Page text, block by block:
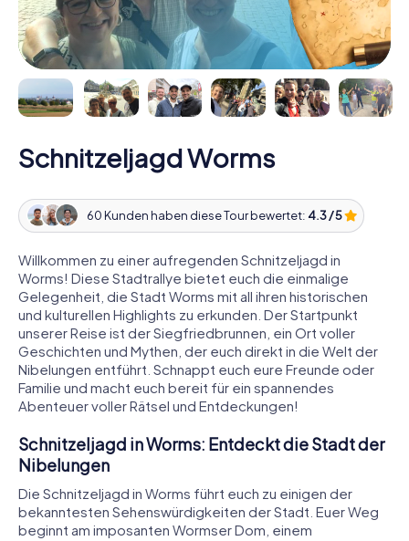
Schnitzeljagd Worms
60 Kunden haben diese Tour bewertet: 4.3 / 5
Willkommen zu einer aufregenden Schnitzeljagd in
Worms! Diese Stadtrallye bietet euch die einmalige
Gelegenheit, die Stadt Worms mit all ihren historischen
und kulturellen Highlights zu erkunden. Der Startpunkt
unserer Reise ist der Siegfriedbrunnen, ein Ort voller
Geschichten und Mythen, der euch direkt in die Welt der
Nibelungen entführt. Schnappt euch eure Freunde oder
Familie und macht euch bereit für ein spannendes
Abenteuer voller Rätsel und Entdeckungen!
Schnitzeljagd in Worms: Entdeckt die Stadt der
Nibelungen
Die Schnitzeljagd in Worms führt euch zu einigen der
bekanntesten Sehenswürdigkeiten der Stadt. Euer Weg
beginnt am imposanten Wormser Dom, einem